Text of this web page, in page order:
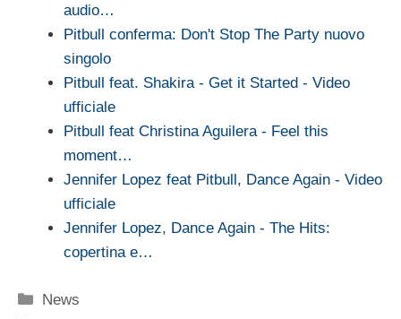
audio…
Pitbull conferma: Don't Stop The Party nuovo
singolo
Pitbull feat. Shakira - Get it Started - Video
ufficiale
Pitbull feat Christina Aguilera - Feel this
moment…
Jennifer Lopez feat Pitbull, Dance Again - Video
ufficiale
Jennifer Lopez, Dance Again - The Hits:
copertina e…
Categorie
News